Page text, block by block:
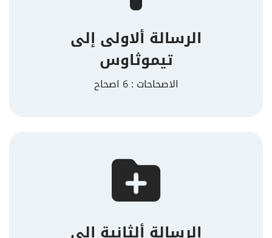
الرسالة ألاولى إلى
تيموثاوس
الاصحاحات : 6 اصحاح